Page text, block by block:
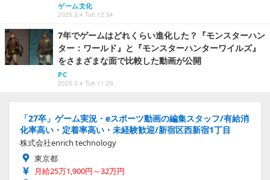
ゲーム文化
2025.3.4 Tue 12:34
7年でゲームはどれくらい進化した？『モンスターハン
ター：ワールド』と『モンスターハンターワイルズ』
をさまざまな面で比較した動画が公開
PC
2025.3.4 Tue 11:29
「27卒」ゲーム実況・eスポーツ動画の編集スタッフ/有給消
化率高い・定着率高い・未経験歓迎/新宿区西新宿1丁目
株式会社enrich technology
東京都
月給25万1,900円～32万円